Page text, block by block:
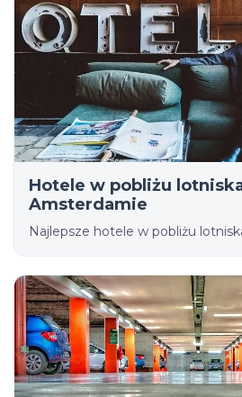
Hotele w pobliżu
Amsterdamie
Najlepsze hotele w pobliżu